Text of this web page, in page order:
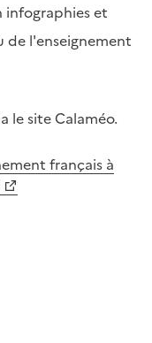
infographies et
de l'enseignement
le site Calaméo.
français à